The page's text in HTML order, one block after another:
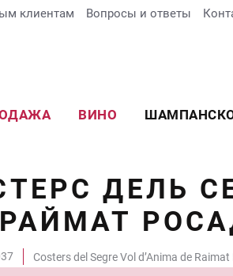
клиентам Вопросы и ответы
ВИНО
ДЕЛЬ
Costers del Segre Vol d’Anima de